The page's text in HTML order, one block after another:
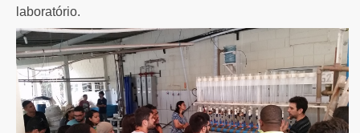
laboratório.